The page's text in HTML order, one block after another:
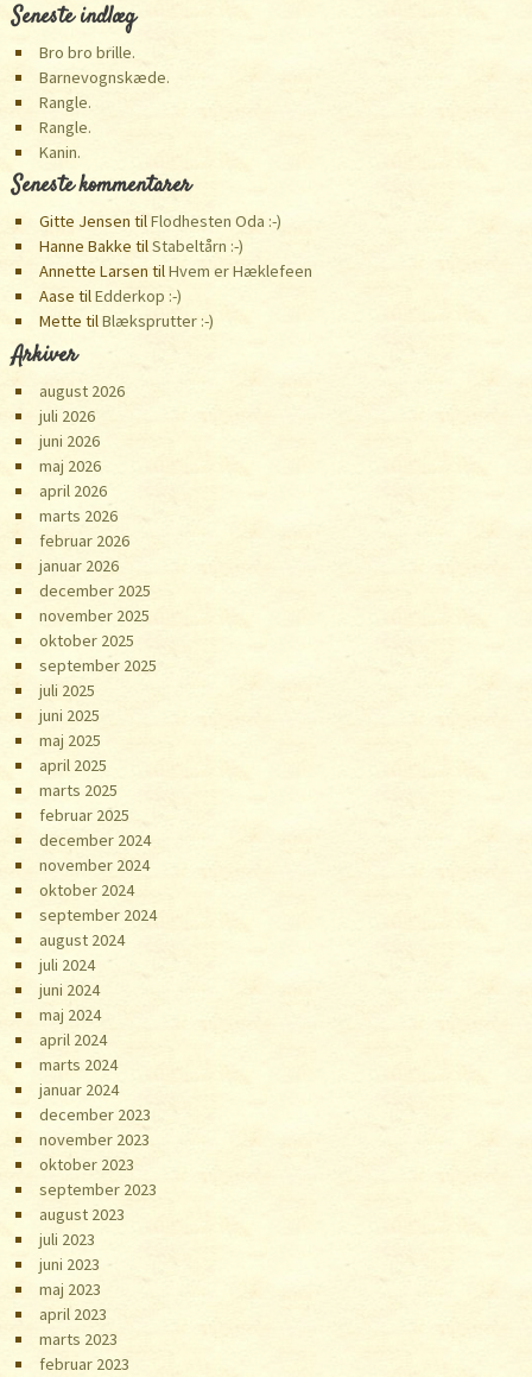
Seneste indlæg
Bro bro brille.
Barnevognskæde.
Rangle.
Rangle.
Kanin.
Seneste kommentarer
Gitte Jensen tilFlodhesten Oda :-)
Hanne Bakke tilStabeltårn :-)
Annette Larsen tilHvem er Hæklefeen
Aase tilEdderkop :-)
Mette tilBlæksprutter :-)
Arkiver
august 2026
juli 2026
juni 2026
maj 2026
april 2026
marts 2026
februar 2026
januar 2026
december 2025
november 2025
oktober 2025
september 2025
juli 2025
juni 2025
maj 2025
april 2025
marts 2025
februar 2025
december 2024
november 2024
oktober 2024
september 2024
august 2024
juli 2024
juni 2024
maj 2024
april 2024
marts 2024
januar 2024
december 2023
november 2023
oktober 2023
september 2023
august 2023
juli 2023
juni 2023
maj 2023
april 2023
marts 2023
februar 2023